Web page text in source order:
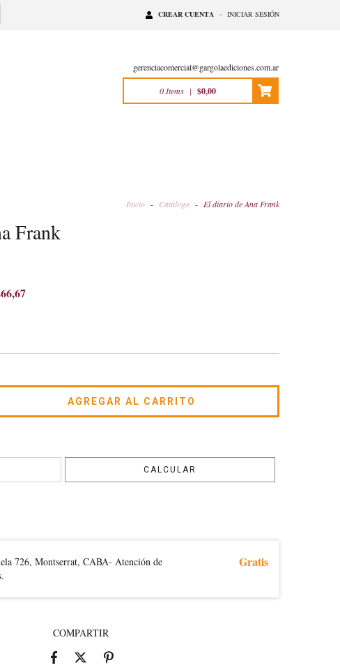
CREAR CUENTA - INICIAR SESIÓN
gerenciacomercial@gargolaediciones.com.ar
0 Items | $0,00
Inicio - Catálogo - El diario de Ana Frank
Frank
CALCULAR
726, Montserrat, CABA- Atención de
Gratis
COMPARTIR